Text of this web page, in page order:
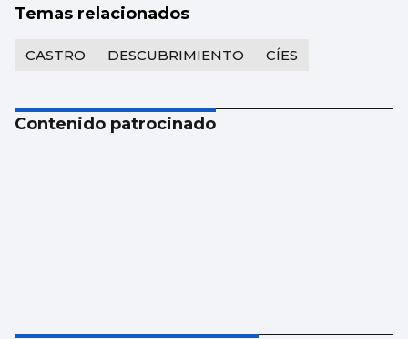
Temas relacionados
CASTRO DESCUBRIMIENTO CÍES
Contenido patrocinado